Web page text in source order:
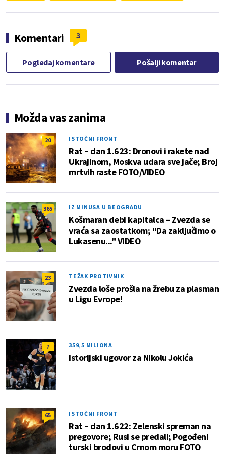
Komentari 3
Pogledaj komentare Pošalji komentar
Možda vas zanima
20 ISTOČNI FRONT
Rat – dan 1.623: Dronovi i rakete nad
Ukrajinom, Moskva udara sve jače; Broj
mrtvih raste FOTO/VIDEO
365 IZ MINUSA U BEOGRADU
Košmaran debi kapitalca – Zvezda se
vraća sa zaostatkom; "Da zaključimo o
Lukasenu..." VIDEO
23 TEŽAK PROTIVNIK
Zvezda loše prošla na žrebu za plasman
u Ligu Evrope!
7 359,5 MILIONA
Istorijski ugovor za Nikolu Jokića
65 ISTOČNI FRONT
Rat – dan 1.622: Zelenski spreman na
pregovore; Rusi se predali; Pogođeni
turski brodovi u Crnom moru FOTO